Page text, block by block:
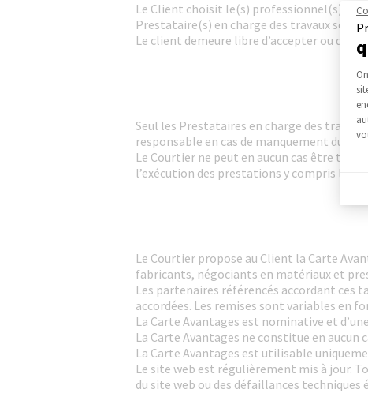
Le Client choisit le(s) professionnel(s) du
Prestataire(s) en charge des travaux selon
Le client demeure libre d’accepter ou de
Seul les Prestataires en charge des
responsable en cas de manquement du
Le Courtier ne peut en aucun cas être
l’exécution des prestations y compris les
Le Courtier propose au Client la Carte
fabricants, négociants en matériaux et
Les partenaires référencés accordant ces
accordées. Les remises sont variables en
La Carte Avantages est nominative et
La Carte Avantages ne constitue en aucun
La Carte Avantages est utilisable
Le site web est régulièrement mis à jour.
du site web ou des défaillances techniques